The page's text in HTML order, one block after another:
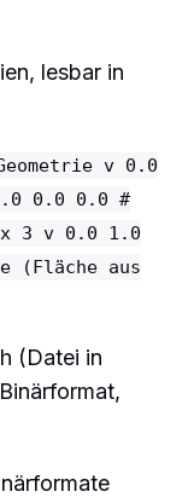
lesbar in
v 0.0
0.0 0.0 #
3 v 0.0 1.0
(Fläche aus
(Datei in